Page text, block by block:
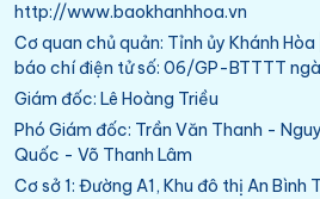
http://www.baokhanhhoa.vn
Cơ quan chủ quản: Tỉnh ủy Khánh
báo chí điện tử số: 06/GP-BTTTT
Giám đốc: Lê Hoàng Triều
Phó Giám đốc: Trần Văn Thanh -
Quốc - Võ Thanh Lâm
Cơ sở 1: Đường A1, Khu đô thị An Bình